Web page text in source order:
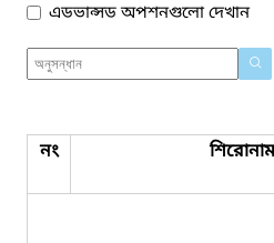
এডভান্সড অপশনগুলো দেখান
নং শিরোনাম